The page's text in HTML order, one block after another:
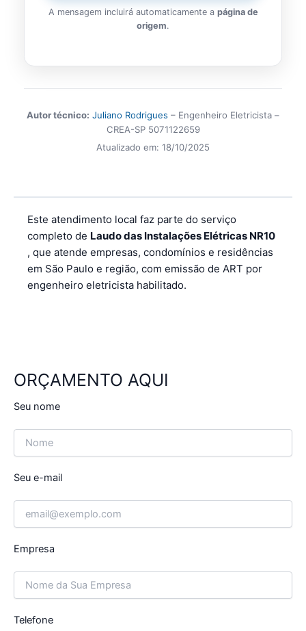
A mensagem incluirá automaticamente a página de
origem.
Autor técnico: Juliano Rodrigues – Engenheiro Eletricista –
CREA-SP 5071122659
Atualizado em: 18/10/2025
Este atendimento local faz parte do serviço
completo de Laudo das Instalações Elétricas NR10
, que atende empresas, condomínios e residências
em São Paulo e região, com emissão de ART por
engenheiro eletricista habilitado.
ORÇAMENTO AQUI
Seu nome
Seu e-mail
Empresa
Telefone